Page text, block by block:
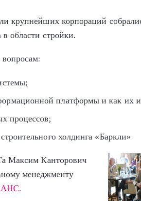
крупнейших корпораций
области стройки.
платформы и как их
процессов;
холдинга «Баркли»
Максим Канторович
менеджменту
.